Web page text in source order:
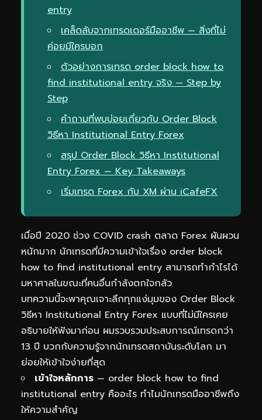
entry
เคล็ดลับจากเทรดเดอร์มืออาชีพ — สิ่งที่ไม่
ค่อยมีใครบอก
ตัวอย่างการเทรด order block how to
find institutional entry จริง — Step by
Step
คำถามที่พบบ่อยเกี่ยวกับ Order Block
วิธีหา Institutional Entry Forex
สรุป Order Block วิธีหา Institutional
Entry Forex — Key Takeaways
เริ่มเทรด Forex กับ XM ผ่าน iCafeFX
เมื่อปี 2020 ช่วง COVID crash ตลาด Forex ผันผวน
หนักมาก นักเทรดที่มีความเข้าใจเรื่อง order block
how to find institutional entry สามารถทำกำไรได้
มหาศาลในขณะที่คนอื่นกำลังตกใจกลัว
บทความนี้จะพาคุณเจาะลึกทุกแง่มุมของ Order Block
วิธีหา Institutional Entry Forex แบบที่ไม่มีใครเคย
อธิบายให้ฟังมาก่อน ผมรวบรวมประสบการณ์เทรดกว่า
13 ปี บวกกับความรู้จากนักเทรดสถาบันระดับโลก มา
ย่อยให้เข้าใจง่ายที่สุด
เข้าใจหลักการ — order block how to find
institutional entry คืออะไร ทำไมนักเทรดมืออาชีพถึง
ให้ความสำคัญ